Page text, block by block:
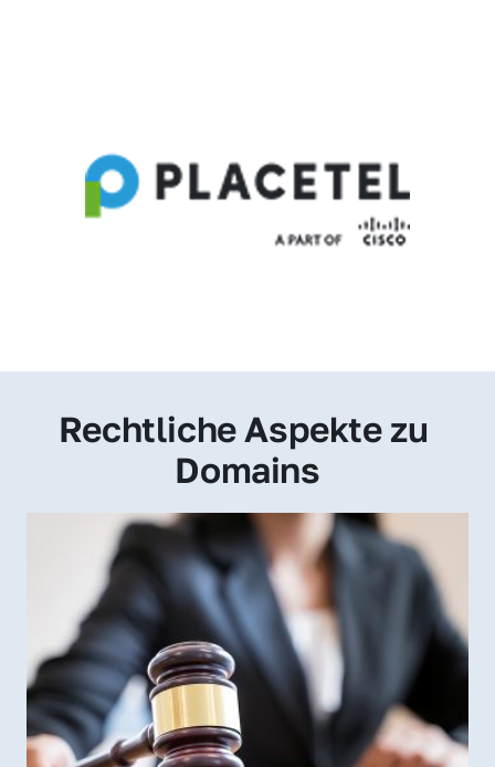
Rechtliche Aspekte zu
Domains